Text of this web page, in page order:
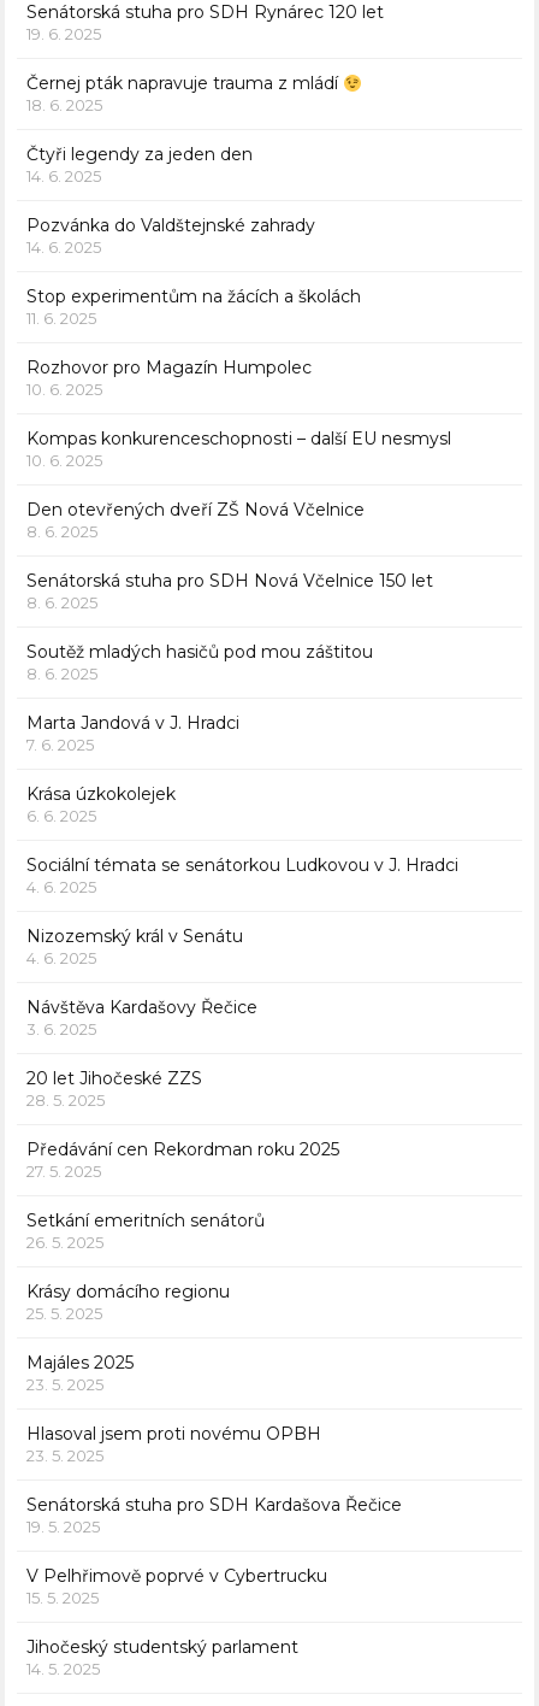
Senátorská stuha pro SDH Rynárec 120 let
19. 6. 2025
Černej pták napravuje trauma z mládí
18. 6. 2025
Čtyři legendy za jeden den
14. 6. 2025
Pozvánka do Valdštejnské zahrady
14. 6. 2025
Stop experimentům na žácích a školách
11. 6. 2025
Rozhovor pro Magazín Humpolec
10. 6. 2025
Kompas konkurenceschopnosti – další EU nesmysl
10. 6. 2025
Den otevřených dveří ZŠ Nová Včelnice
8. 6. 2025
Senátorská stuha pro SDH Nová Včelnice 150 let
8. 6. 2025
Soutěž mladých hasičů pod mou záštitou
8. 6. 2025
Marta Jandová v J. Hradci
7. 6. 2025
Krása úzkokolejek
6. 6. 2025
Sociální témata se senátorkou Ludkovou v J. Hradci
4. 6. 2025
Nizozemský král v Senátu
4. 6. 2025
Návštěva Kardašovy Řečice
3. 6. 2025
20 let Jihočeské ZZS
28. 5. 2025
Předávání cen Rekordman roku 2025
27. 5. 2025
Setkání emeritních senátorů
26. 5. 2025
Krásy domácího regionu
25. 5. 2025
Majáles 2025
23. 5. 2025
Hlasoval jsem proti novému OPBH
23. 5. 2025
Senátorská stuha pro SDH Kardašova Řečice
19. 5. 2025
V Pelhřimově poprvé v Cybertrucku
15. 5. 2025
Jihočeský studentský parlament
14. 5. 2025